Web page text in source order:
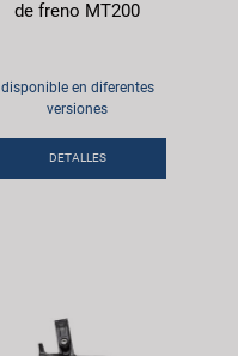
de freno MT200
disponible en diferentes
versiones
DETALLES